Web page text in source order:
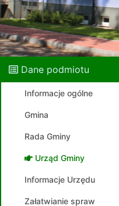
Dane podmiotu
Informacje ogólne
Gmina
Rada Gminy
Urząd Gminy
Informacje Urzędu
Załatwianie spraw